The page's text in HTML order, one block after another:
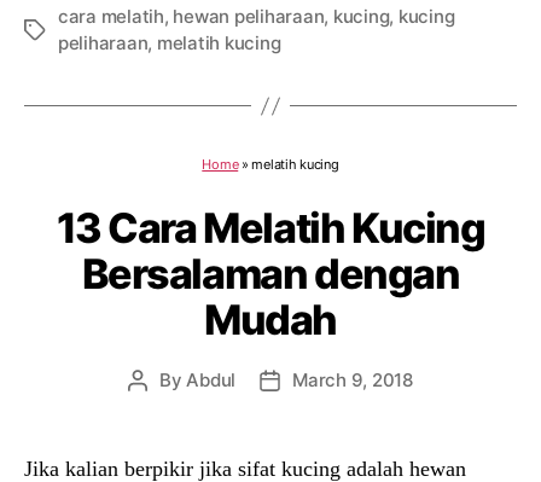
Tags
cara melatih, hewan peliharaan, kucing, kucing
peliharaan, melatih kucing
Home»melatih kucing
13 Cara Melatih Kucing
Bersalaman dengan
Mudah
PostByAbdul
PostMarch 9, 2018
Jika kalian berpikir jika sifat kucing adalah hewan